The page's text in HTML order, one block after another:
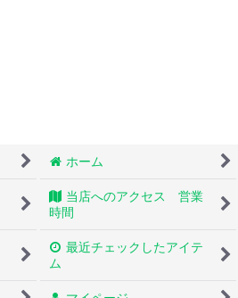
ホーム
当店へのアクセス 営業
時間
最近チェックしたアイテ
ム